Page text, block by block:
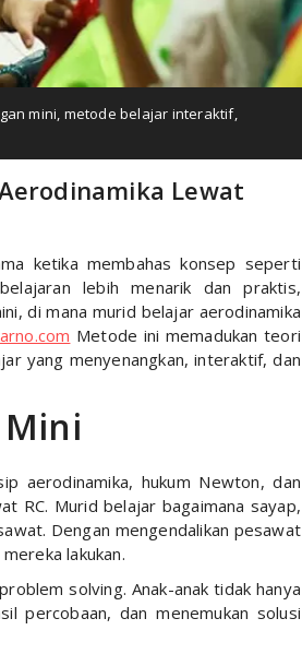
mini, metode belajar interaktif,
Lewat
ketika membahas konsep seperti
lebih menarik dan praktis,
di mana murid belajar aerodinamika
Metode ini memadukan teori
yang menyenangkan, interaktif, dan
Mini
aerodinamika, hukum Newton, dan
RC. Murid belajar bagaimana sayap,
Dengan mengendalikan pesawat
lakukan.
solving. Anak-anak tidak hanya
percobaan, dan menemukan solusi